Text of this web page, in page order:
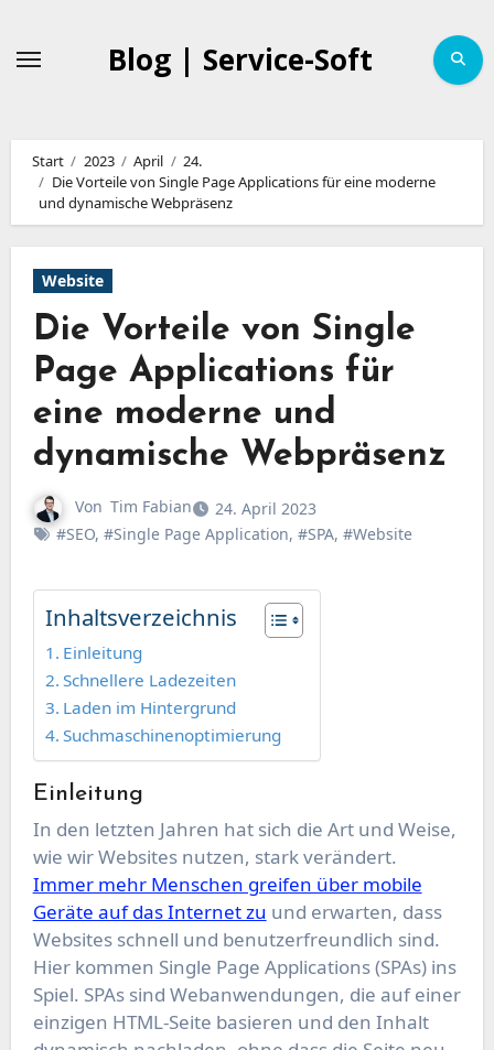
springen
Blog | Service-Soft
Start 2023 April
24.
Die Vorteile von Single Page Applications für eine moderne
und dynamische Webpräsenz
Website
Die Vorteile von Single
Page Applications für
eine moderne und
dynamische Webpräsenz
Von Tim Fabian
24. April 2023
#SEO, #Single Page Application, #SPA, #Website
Inhaltsverzeichnis
Einleitung
Schnellere Ladezeiten
Laden im Hintergrund
Suchmaschinenoptimierung
Einleitung
In den letzten Jahren hat sich die Art und Weise,
wie wir Websites nutzen, stark verändert.
Immer mehr Menschen greifen über mobile
Geräte auf das Internet zu und erwarten, dass
Websites schnell und benutzerfreundlich sind.
Hier kommen Single Page Applications (SPAs) ins
Spiel. SPAs sind Webanwendungen, die auf einer
einzigen HTML-Seite basieren und den Inhalt